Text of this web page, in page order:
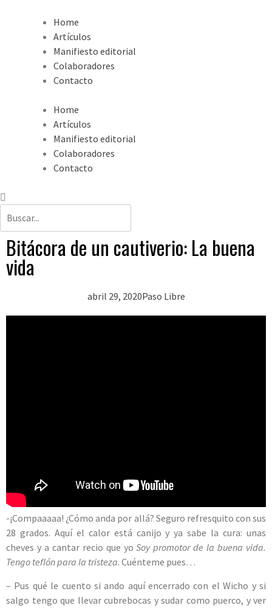
Home
Artículos
Manifiesto editorial
Colaboradores
Contacto
Home
Artículos
Manifiesto editorial
Colaboradores
Contacto
Bitácora de un cautiverio: La buena
vida
abril 29, 2020Paso Libre
-¡Compaaaaa! ¿Cómo anda por allá? Seguro refresquito con sus
28 grados. Aquí el calor está canijo y ya sabe la cura: unas
cheves y a cantar recio que yoSoy promotor de la buena vida.
Tengo teflón para la tristeza. Cuénteme pues…
– Pus qué le cuento si ando aquí encerrado con el Wicho y si
salgo tengo que llevar cubrebocas y sudar como puerco, y ver